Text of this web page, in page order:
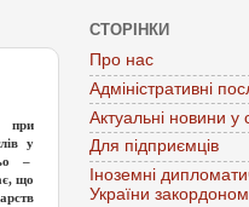
при
у
–
що
СТОРІНКИ
Про нас
Адміністративні
Актуальні новини у
Для підприємців
Іноземні
України закордоном